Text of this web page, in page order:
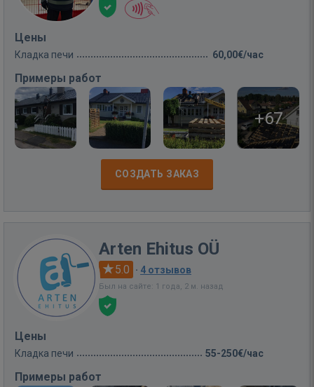
Цены
Кладка печи 60,00€/час
Примеры работ
+67
СОЗДАТЬ ЗАКАЗ
Arten Ehitus OÜ
5.0 · 4 отзывов
Был на сайте: 1 года, 2 м. назад
Цены
Кладка печи 55-250€/час
Примеры работ